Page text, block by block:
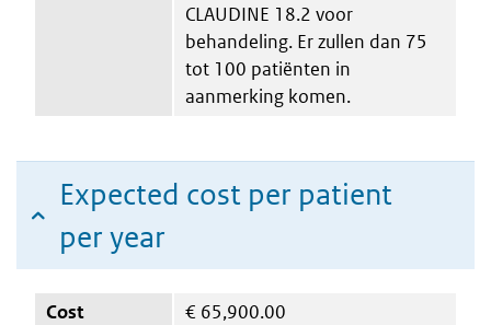
CLAUDINE 18.2 voor
behandeling. Er zullen dan 75
tot 100 patiënten in
aanmerking komen.
Expected cost per patient
per year
Cost € 65,900.00